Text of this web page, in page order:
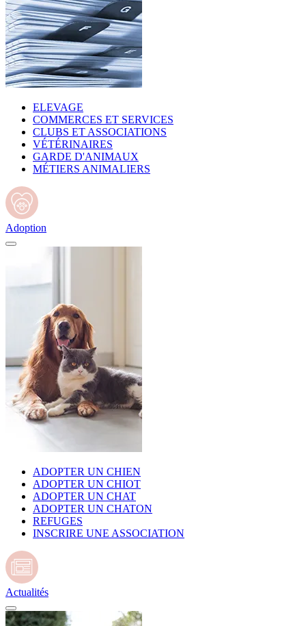
ELEVAGE
COMMERCES ET SERVICES
CLUBS ET ASSOCIATIONS
VÉTÉRINAIRES
GARDE D'ANIMAUX
MÉTIERS ANIMALIERS
Adoption
ADOPTER UN CHIEN
ADOPTER UN CHIOT
ADOPTER UN CHAT
ADOPTER UN CHATON
REFUGES
INSCRIRE UNE ASSOCIATION
Actualités